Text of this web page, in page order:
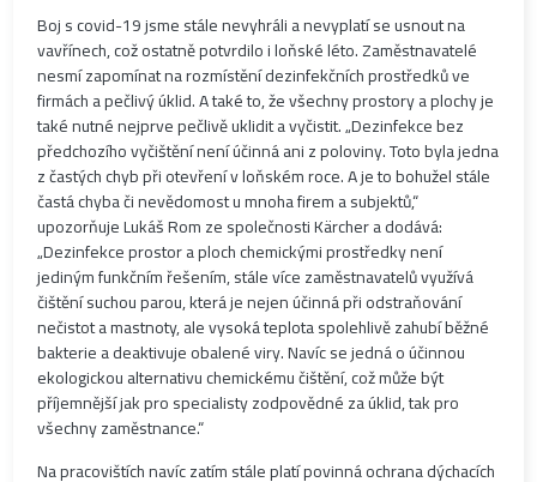
Boj s covid-19 jsme stále nevyhráli a nevyplatí se usnout na
vavřínech, což ostatně potvrdilo i loňské léto. Zaměstnavatelé
nesmí zapomínat na rozmístění dezinfekčních prostředků ve
firmách a pečlivý úklid. A také to, že všechny prostory a plochy je
také nutné nejprve pečlivě uklidit a vyčistit. „Dezinfekce bez
předchozího vyčištění není účinná ani z poloviny. Toto byla jedna
z častých chyb při otevření v loňském roce. A je to bohužel stále
častá chyba či nevědomost u mnoha firem a subjektů,“
upozorňuje Lukáš Rom ze společnosti Kärcher a dodává:
„Dezinfekce prostor a ploch chemickými prostředky není
jediným funkčním řešením, stále více zaměstnavatelů využívá
čištění suchou parou, která je nejen účinná při odstraňování
nečistot a mastnoty, ale vysoká teplota spolehlivě zahubí běžné
bakterie a deaktivuje obalené viry. Navíc se jedná o účinnou
ekologickou alternativu chemickému čištění, což může být
příjemnější jak pro specialisty zodpovědné za úklid, tak pro
všechny zaměstnance.“
Na pracovištích navíc zatím stále platí povinná ochrana dýchacích